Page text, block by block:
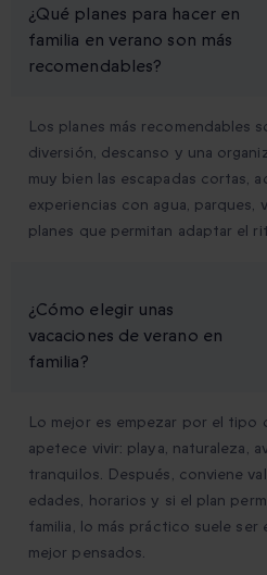
¿Qué planes para hacer en
familia en verano son más
recomendables?
Los planes más recomendables
diversión, descanso y una
muy bien las escapadas cortas,
experiencias con agua, parques,
planes que permitan adaptar el
¿Cómo elegir unas
vacaciones de verano en
familia?
Lo mejor es empezar por el tipo
apetece vivir: playa, naturaleza,
tranquilos. Después, conviene
edades, horarios y si el plan
familia, lo más práctico suele ser
mejor pensados.